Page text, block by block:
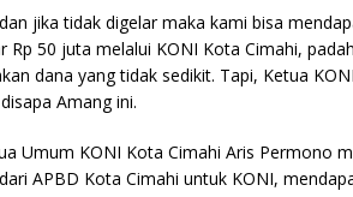
jika tidak digelar maka kami bisa
Rp 50 juta melalui KONI Kota Cimahi,
dana yang tidak sedikit. Tapi, Ketua
Amang ini.
Umum KONI Kota Cimahi Aris Permono
APBD Kota Cimahi untuk KONI,